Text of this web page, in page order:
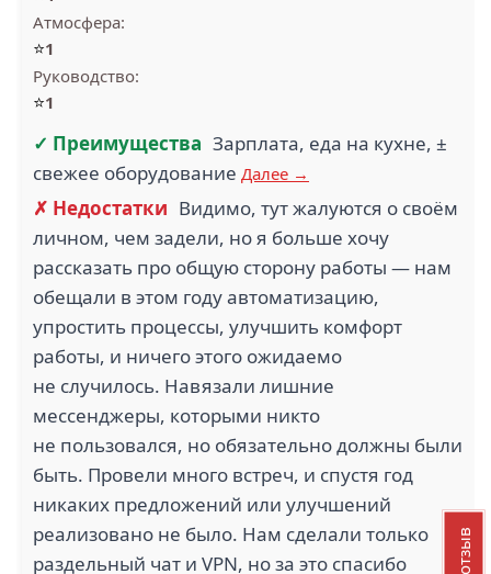
Атмосфера:
⭐1
Руководство:
⭐1
✓ Преимущества Зарплата, еда на кухне, ±
свежее оборудование Далее →
✗ Недостатки Видимо, тут жалуются о своём
личном, чем задели, но я больше хочу
рассказать про общую сторону работы — нам
обещали в этом году автоматизацию,
упростить процессы, улучшить комфорт
работы, и ничего этого ожидаемо
не случилось. Навязали лишние
мессенджеры, которыми никто
не пользовался, но обязательно должны были
быть. Провели много встреч, и спустя год
никаких предложений или улучшений
реализовано не было. Нам сделали только
раздельный чат и VPN, но за это спасибо